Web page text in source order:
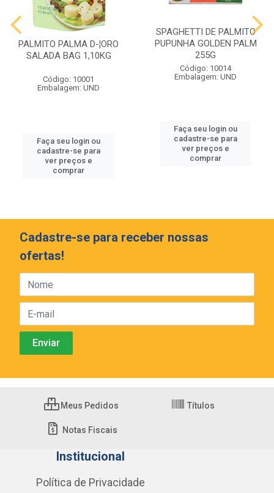
PALMITO PALMA D-¦ORO
SALADA BAG 1,10KG
Código: 10001
Embalagem: UND
Faça seu login ou
cadastre-se para
ver preços e
comprar
SPAGHETTI DE PALMITO
PUPUNHA GOLDEN PALM
255G
Código: 10014
Embalagem: UND
Faça seu login ou
cadastre-se para
ver preços e
comprar
Cadastre-se para receber nossas
ofertas!
Meus Pedidos Títulos
Notas Fiscais
Institucional
Política de Privacidade